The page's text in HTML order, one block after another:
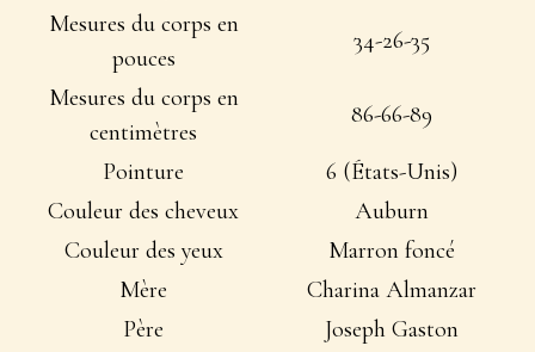
Mesures du corps en
pouces
34-26-35
Mesures du corps en
centimètres
86-66-89
Pointure
6 (États-Unis)
Couleur des cheveux
Auburn
Couleur des yeux
Marron foncé
Mère
Charina Almanzar
Père
Joseph Gaston